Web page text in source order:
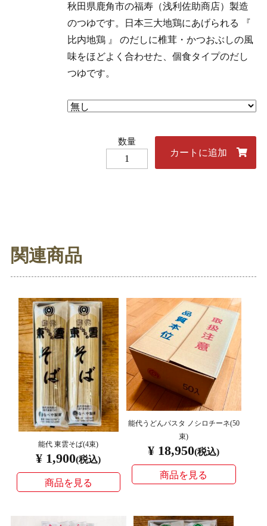
秋田県鹿角市の福寿（浅利佐助商店）製造
のつゆです。日本三大地鶏にあげられる 『
比内地鶏 』 のだしに椎茸・かつおぶしの風
味をほどよく合わせた、個食タイプのだし
つゆです。
関連商品
能代 東雲そば(4束)
¥ 1,900(税込)
商品を見る
能代うどんパスタ ノシロチーネ(50
束)
¥ 18,950(税込)
商品を見る